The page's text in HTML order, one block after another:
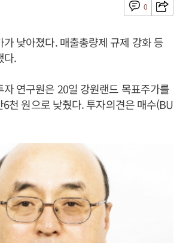
0
낮아졌다. 매출총량제 규제 강화 등
다.
연구원은 20일 강원랜드 목표주가를
천 원으로 낮췄다. 투자의견은 매수(BU